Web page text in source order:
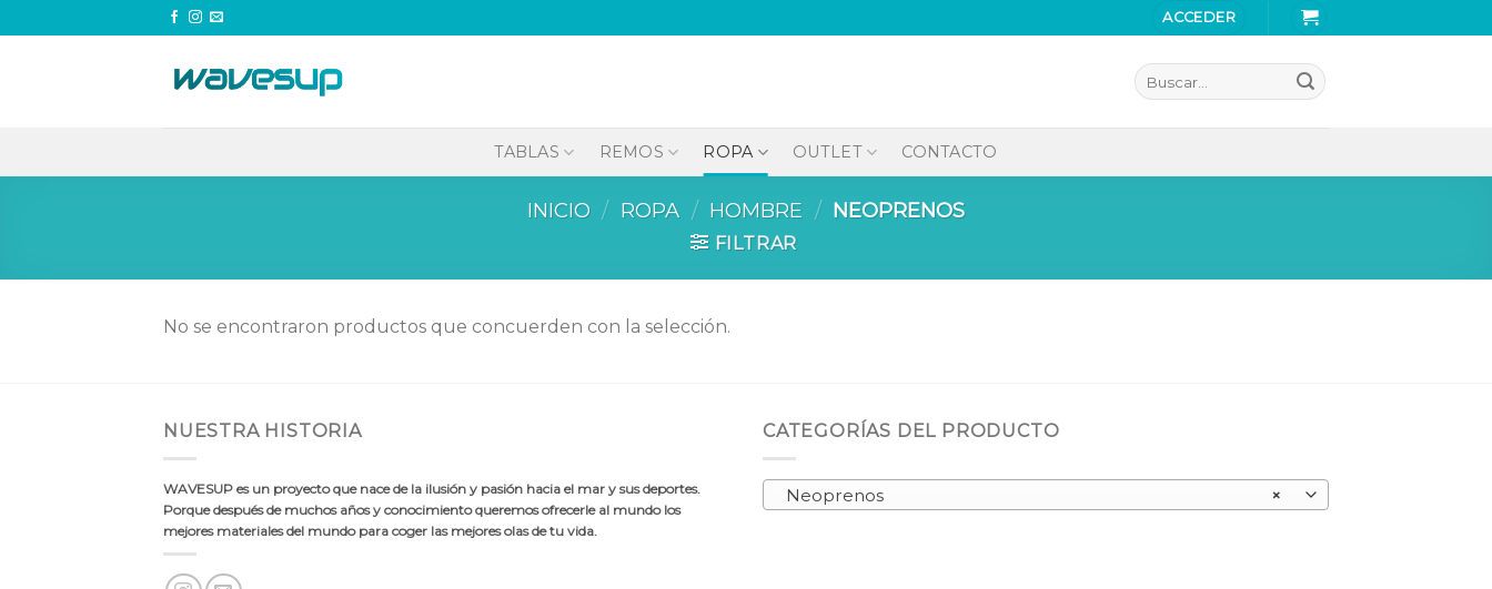
to
ACCEDER
Buscar
por:
TABLAS REMOS ROPA OUTLET CONTACTO
INICIO / ROPA / HOMBRE / NEOPRENOS
FILTRAR
No se encontraron productos que concuerden con la selección.
NUESTRA HISTORIA
WAVESUP es un proyecto que nace de la ilusión y pasión hacia el mar y sus deportes.
Porque después de muchos años y conocimiento queremos ofrecerle al mundo los
mejores materiales del mundo para coger las mejores olas de tu vida.
CATEGORÍAS DEL PRODUCTO
×
Neoprenos